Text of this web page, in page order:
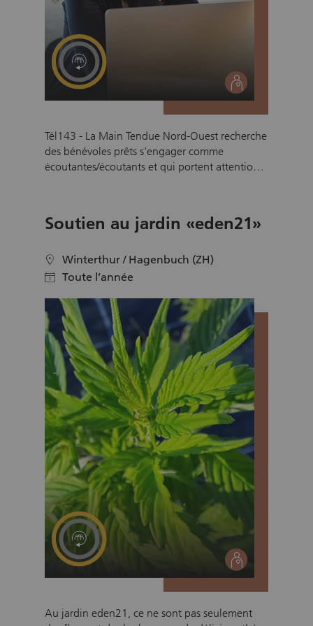
social
Tél143 - La Main Tendue Nord-Ouest recherche
des bénévoles prêts s'engager comme
écoutantes/écoutants et qui portent attention
oreille ouverte pour eux et êtes attentifs à leurs
mois de formation et de formation continue.
Soutien au jardin «eden21»
location Winterthur / Hagenbuch (ZH)
calendar Toute l’année
social
Au jardin eden21, ce ne sont pas seulement